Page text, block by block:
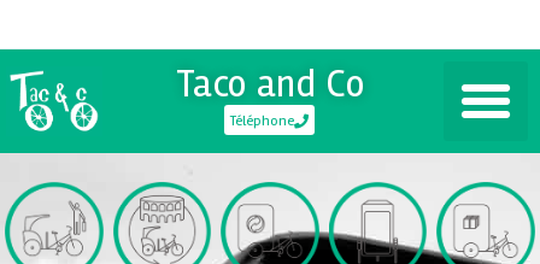
Taco and Co
Téléphone